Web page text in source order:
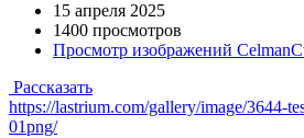
15 апреля 2025
1400 просмотров
Просмотр изображений
Рассказать
https://lastrium.com/gallery/image/3644-
01png/